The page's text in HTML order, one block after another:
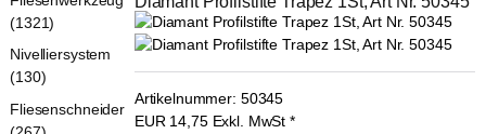
Artikelnummer: 50345
EUR 14,75 Exkl. MwSt *
(1321)
Nivelliersystem
(130)
Fliesenschneider